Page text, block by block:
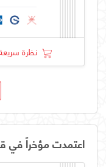
نظرة
اعتمدت مؤخراً في